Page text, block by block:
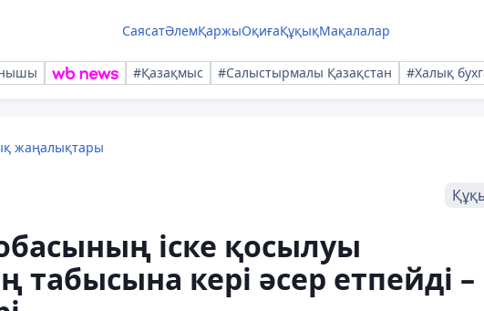
СаясатӘлемҚаржыОқиғаҚұқықМақалалар
#Қазақмыс #Салыстырмалы Қазақстан #Халық
жаңалықтары
іске қосылуы
табысына кері әсер етпейді –